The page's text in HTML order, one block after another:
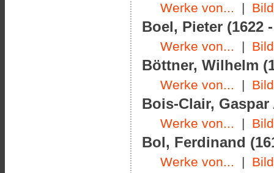
Werke von... |
Boel, Pieter (1622
Werke von... |
Böttner, Wilhelm
Werke von... |
Bois-Clair, Gaspar
Werke von... |
Bol, Ferdinand
Werke von... |